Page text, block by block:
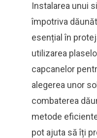
Instalarea unui
împotriva
esențial în
utilizarea
capcanelor
alegerea unor
combaterea
metode
pot ajuta să îți